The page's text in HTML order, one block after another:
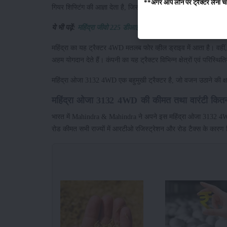
गियर शिफ्टिंग की आज्ञा देता है, जिससे गतिशीलता भी काफी बढ़ती है।
ये भी पढ़ें: महिंद्रा जीवो 225 डीआई (2WD) ट्रैक्टर की पावर और
महिंद्रा का यह ट्रैक्टर 4WD मतलब फोर व्हील ड्राइव में आता है।
अहम योगदान देते हैं। कंपनी का यह ट्रैक्टर विभिन्न क्षेत्रों एवं
महिंद्रा ओजा 3132 4WD एक बहुमुखी ट्रैक्टर है, जो वजन उठाने की
भारत में Mahindra & Mahindra ने अपने इस महिंद्रा ओजा 3132
रोड कीमत सभी राज्यों में आरटीओ रजिस्ट्रेशन और रोड टैक्स के कारण
**अगर आप लोन पर ट्रैक्टर लेना